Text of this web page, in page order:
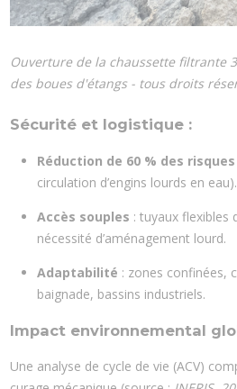
Ouverture de la chaussette filtrante
des boues d'étangs - tous droits
Sécurité et logistique :
Réduction de 60 % des
circulation d’engins lourds en eau).
Accès souples : tuyaux flexibles
nécessité d’aménagement lourd.
Adaptabilité : zones confinées,
baignade, bassins industriels.
Impact environnemental
Une analyse de cycle de vie (ACV)